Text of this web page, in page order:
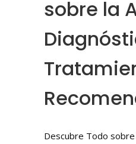
sobre la
Descubre Todo